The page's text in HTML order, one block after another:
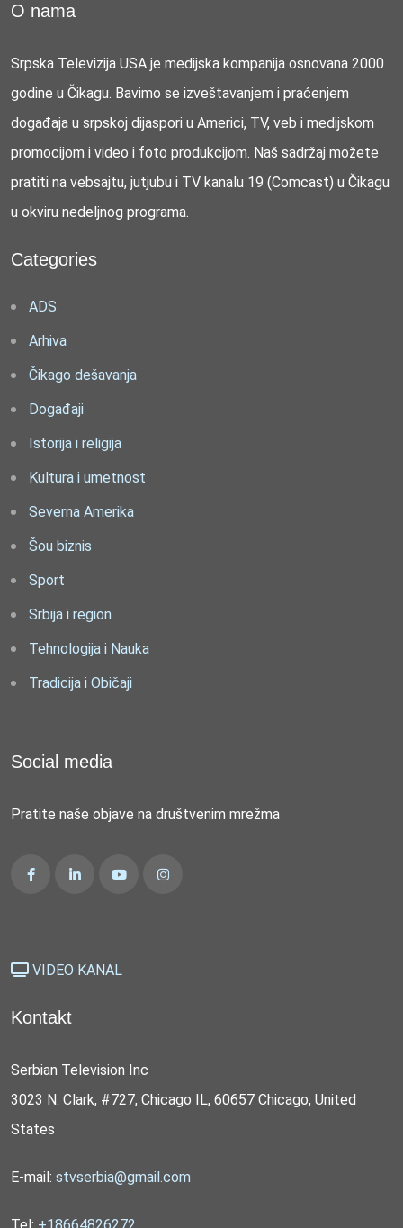
O nama
Srpska Televizija USA je medijska kompanija osnovana 2000
godine u Čikagu. Bavimo se izveštavanjem i praćenjem
događaja u srpskoj dijaspori u Americi, TV, veb i medijskom
promocijom i video i foto produkcijom. Naš sadržaj možete
pratiti na vebsajtu, jutjubu i TV kanalu 19 (Comcast) u Čikagu
u okviru nedeljnog programa.
Categories
ADS
Arhiva
Čikago dešavanja
Događaji
Istorija i religija
Kultura i umetnost
Severna Amerika
Šou biznis
Sport
Srbija i region
Tehnologija i Nauka
Tradicija i Običaji
Social media
Pratite naše objave na društvenim mrežma
VIDEO KANAL
Kontakt
Serbian Television Inc
3023 N. Clark, #727, Chicago IL, 60657 Chicago, United
States
E-mail: stvserbia@gmail.com